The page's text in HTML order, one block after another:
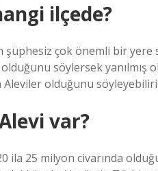
ilçede?
şüphesiz çok önemli bir
söylersek yanılmış
olduğunu
var?
ila 25 milyon civarında